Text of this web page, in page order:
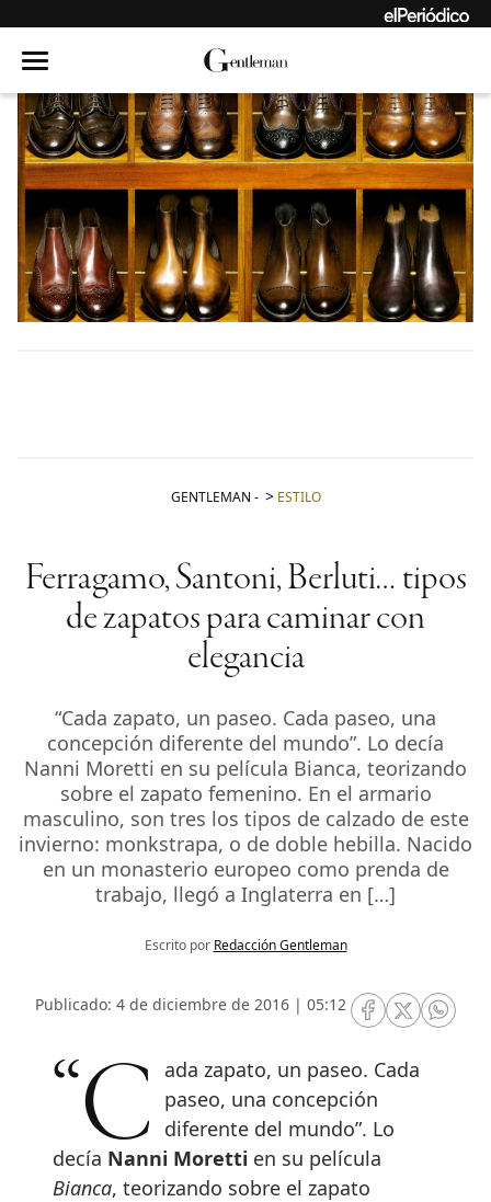
GENTLEMAN - ESTILO
Ferragamo, Santoni, Berluti… tipos
de zapatos para caminar con
elegancia
“Cada zapato, un paseo. Cada paseo, una
concepción diferente del mundo”. Lo decía
Nanni Moretti en su película Bianca, teorizando
sobre el zapato femenino. En el armario
masculino, son tres los tipos de calzado de este
invierno: monkstrapa, o de doble hebilla. Nacido
en un monasterio europeo como prenda de
trabajo, llegó a Inglaterra en […]
Escrito por Redacción Gentleman
Publicado: 4 de diciembre de 2016 | 05:12
RRSS Facebook
RRSSRRSS
“Cada zapato, un paseo. Cada
paseo, una concepción
diferente del mundo”. Lo
decía Nanni Moretti en su película
Bianca, teorizando sobre el zapato